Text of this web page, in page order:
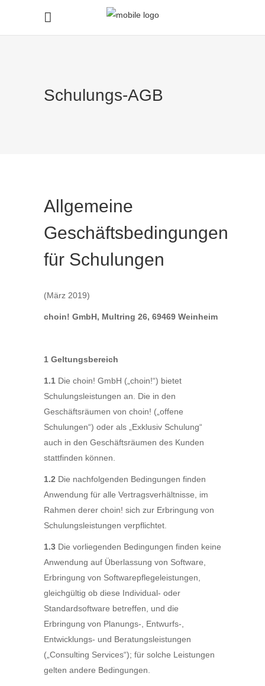
Schulungs-AGB
Allgemeine
Geschäftsbedingungen
für Schulungen
(März 2019)
choin! GmbH, Multring 26, 69469 Weinheim
1 Geltungsbereich
1.1 Die choin! GmbH („choin!“) bietet
Schulungsleistungen an. Die in den
Geschäftsräumen von choin! („offene
Schulungen“) oder als „Exklusiv Schulung“
auch in den Geschäftsräumen des Kunden
stattfinden können.
1.2 Die nachfolgenden Bedingungen finden
Anwendung für alle Vertragsverhältnisse, im
Rahmen derer choin! sich zur Erbringung von
Schulungsleistungen verpflichtet.
1.3 Die vorliegenden Bedingungen finden keine
Anwendung auf Überlassung von Software,
Erbringung von Softwarepflegeleistungen,
gleichgültig ob diese Individual- oder
Standardsoftware betreffen, und die
Erbringung von Planungs-, Entwurfs-,
Entwicklungs- und Beratungsleistungen
(„Consulting Services“); für solche Leistungen
gelten andere Bedingungen.